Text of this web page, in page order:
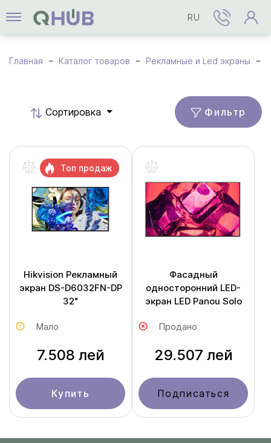
RU
Главная Каталог товаров Рекламные и Led экраны
Cортировка Фильтр
Hikvision Рекламный
экран DS-D6032FN-DP
32"
Мало
7.508 лей
Купить
Топ продаж
Фасадный
односторонний LED-
экран LED Panou Solo
Продано
29.507 лей
Подписаться